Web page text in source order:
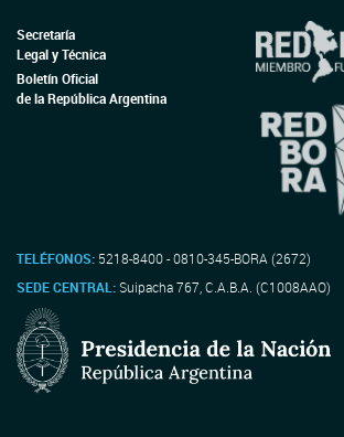
Secretaría
Legal y Técnica
Boletín Oficial
de la República Argentina
TELÉFONOS: 5218-8400 - 0810-345-BORA (2672)
SEDE CENTRAL:Suipacha 767, C.A.B.A. (C1008AAO)